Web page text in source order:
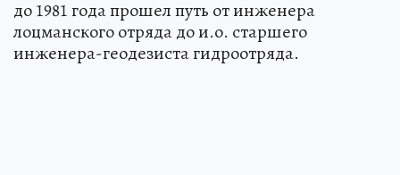
до 1981 года прошел путь от инженера
лоцманского отряда до и.о. старшего
инженера-геодезиста гидроотряда.